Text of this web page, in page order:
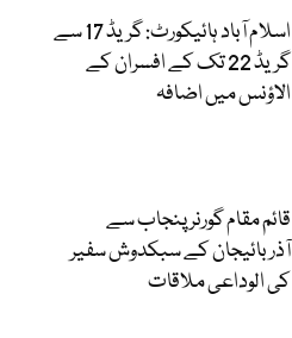
اسلام آباد ہائیکورٹ: گریڈ 17 سے
گریڈ 22 تک کے افسران کے
الاؤنس میں اضافہ
قائم مقام گورنر پنجاب سے
آذربائیجان کے سبکدوش سفیر
کی الوداعی ملاقات